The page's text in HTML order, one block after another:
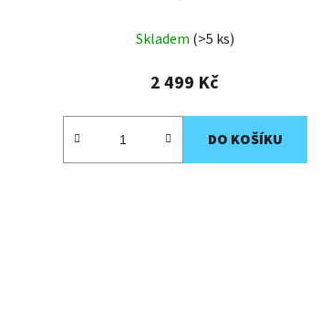
Skladem (>5 ks)
2 499 Kč
DO KOŠÍKU